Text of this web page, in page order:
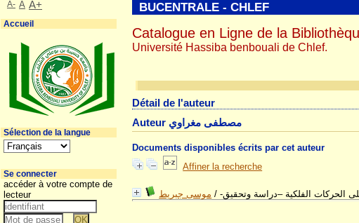
Détail de l'auteur
Auteur مصطفى مغراوي
Documents disponibles écrits par cet auteur
Affiner la recherche
/ موسى جبريط
BUCENTRALE - CHLEF
Catalogue en Ligne de la
Université Hassiba benbouali de Chlef.
A- A A+
Accueil
Sélection de la langue
Se connecter
accéder à votre compte de
lecteur